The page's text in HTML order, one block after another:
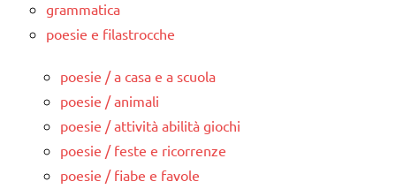
grammatica
poesie e filastrocche
poesie / a casa e a scuola
poesie / animali
poesie / attività abilità giochi
poesie / feste e ricorrenze
poesie / fiabe e favole